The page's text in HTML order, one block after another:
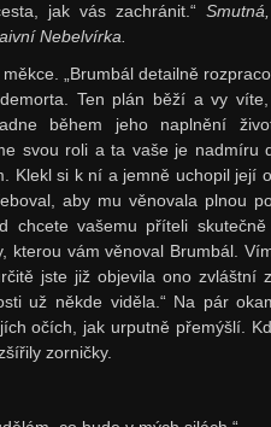
jak vás zachránit.“
Nebelvírka.
„Brumbál detailně
Ten plán běží a vy
během jeho naplnění
svou roli a ta vaše je nadmíru
Klekl si k ní a jemně uchopil její
aby mu věnovala plnou
chcete vašemu příteli skutečně
kterou vám věnoval Brumbál.
jste již objevila ono zvláštní
už někde viděla.“ Na pár
očích, jak urputně přemýšlí.
zorničky.